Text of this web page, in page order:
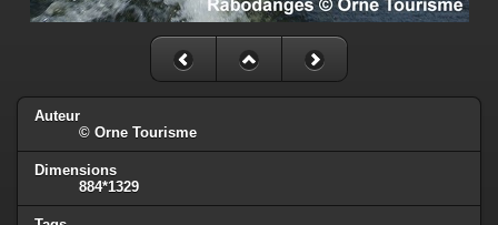
Auteur
© Orne Tourisme
Dimensions
884*1329